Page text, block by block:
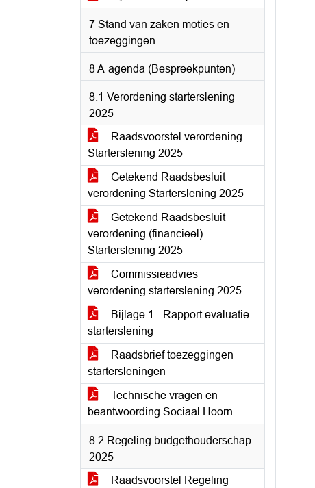
7 Stand van zaken moties en
toezeggingen
8 A-agenda (Bespreekpunten)
8.1 Verordening starterslening
2025
Raadsvoorstel verordening
Starterslening 2025
Getekend Raadsbesluit
verordening Starterslening 2025
Getekend Raadsbesluit
verordening (financieel)
Starterslening 2025
Commissieadvies
verordening starterslening 2025
Bijlage 1 - Rapport evaluatie
starterslening
Raadsbrief toezeggingen
startersleningen
Technische vragen en
beantwoording Sociaal Hoorn
8.2 Regeling budgethouderschap
2025
Raadsvoorstel Regeling